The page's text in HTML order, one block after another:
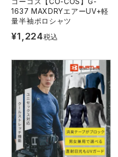
1637 MAXDRYエアーUV+軽
量半袖ポロシャツ
¥1,224税込